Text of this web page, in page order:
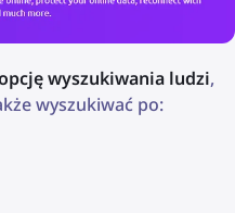
wyszukiwania ludzi,
wyszukiwać po: